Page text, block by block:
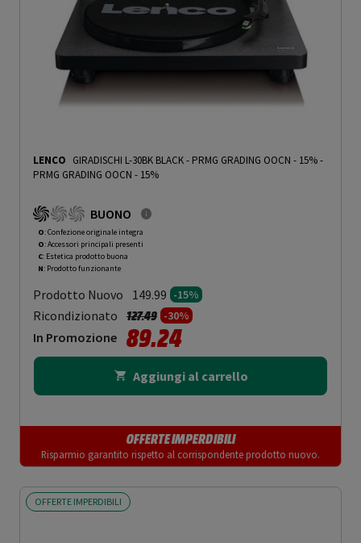
LENCO GIRADISCHI L-30BK BLACK - PRMG GRADING OOCN - 15%-
PRMG GRADING OOCN - 15%
BUONO
O: Confezione originale integra
O: Accessori principali presenti
C: Estetica prodotto buona
N: Prodotto funzionante
Prodotto Nuovo 149.99 -15%
Ricondizionato Prezzo ridotto da
127.49a-30%
In Promozione 89.24
Aggiungi al carrello
OFFERTE IMPERDIBILI
Risparmio garantito rispetto al corrispondente prodotto nuovo.
OFFERTE IMPERDIBILI